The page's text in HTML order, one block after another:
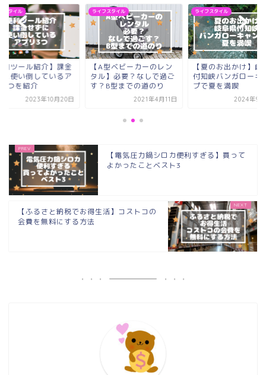
スタイル
利ツール紹介】課金
に使い倒しているア
3つを紹介
2023年10月20日
ライフスタイル
【A型ベビーカーのレン
タル】必要？なしで過ご
す？B型までの道のり
2021年4月11日
ライフスタイル
【夏のお出かけ】岐
付知峡バンガローキ
プで夏を満喫
2024年9
【電気圧力鍋シロカ便利すぎる】買って
よかったことベスト3
【ふるさと納税でお得生活】コストコの
会費を無料にする方法